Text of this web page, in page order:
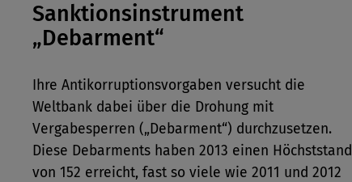
Sanktionsinstrument
„Debarment“
Ihre Antikorruptionsvorgaben versucht die
Weltbank dabei über die Drohung mit
Vergabesperren („Debarment“) durchzusetzen.
Diese Debarments haben 2013 einen Höchststand
von 152 erreicht, fast so viele wie 2011 und 2012